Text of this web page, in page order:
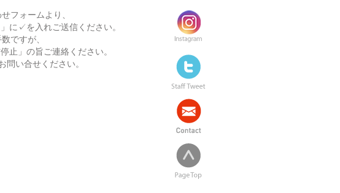
フォームより、
に✓を入れご送信ください。
ですが、
止」の旨ご連絡ください。
問い合せください。